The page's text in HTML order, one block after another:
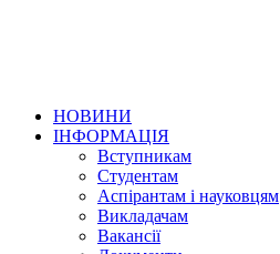
НОВИНИ
ІНФОРМАЦІЯ
Вступникам
Студентам
Аспірантам і науковцям
Викладачам
Вакансії